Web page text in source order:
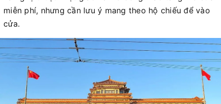
miễn phí, nhưng cần lưu ý mang theo hộ chiếu để vào
cửa.